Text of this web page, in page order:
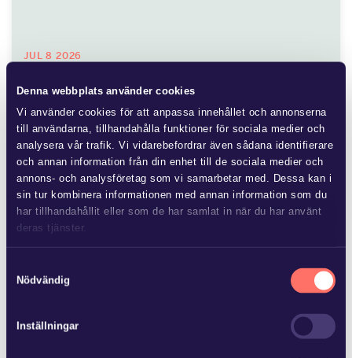
Denna webbplats använder cookies
Vi använder cookies för att anpassa innehållet och annonserna
till användarna, tillhandahålla funktioner för sociala medier och
analysera vår trafik. Vi vidarebefordrar även sådana identifierare
och annan information från din enhet till de sociala medier och
annons- och analysföretag som vi samarbetar med. Dessa kan i
sin tur kombinera informationen med annan information som du
har tillhandahållit eller som de har samlat in när du har använt
deras tjänster.
oss och på vilket sätt vi behandlar personuppgifter.
Nödvändig
Inställningar
JUL 8 2026
områdessamverkan
Flera fastighetsägare vidtar åtgärder för att förbättra
området kring fastigheten, vilket medför kostnader. Andra
fastighetsägare har kunnat dra nytta…
JUN 25 2026
biträtt ägarna till Baker Tilly…